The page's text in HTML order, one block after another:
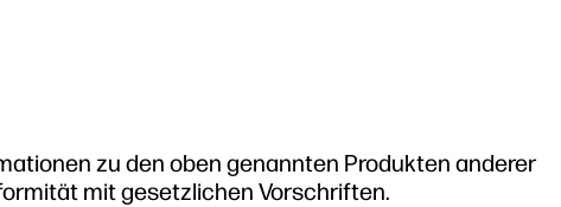
zu den oben genannten Produkten anderer
mit gesetzlichen Vorschriften.